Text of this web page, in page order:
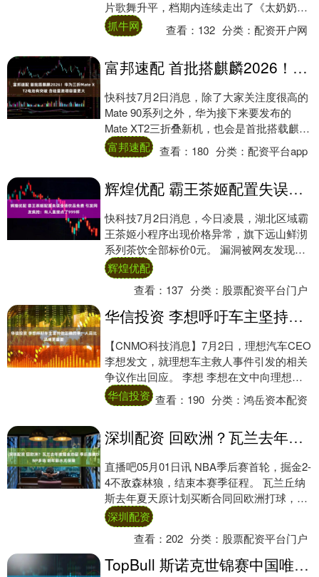
片歌舞升平，档期内连续走出了《太奶奶
4》《一家三口在同班》《北往》等爆款。
可....
抓牛网 查看： 132 分类：配资开户网
富邦速配 首批搭麒麟2026！华为三折Mate XT2电池有突破 含硅量激增容量更大
快科技7月2日消息，除了大家关注度很高的
Mate 90系列之外，华为接下来要发布的
Mate XT2三折叠新机，也会是首批搭载麒麟
2026处理器的旗舰机型，定位直....
富邦速配 查看： 180 分类：配资平台app
辉煌优配 霸王茶姬配置失误全场饮品免费 引发网友疯抢：有人直接点了999杯
快科技7月2日消息，今日凌晨，湖北区域霸
王茶姬小程序出现价格异常，旗下远山鲜沏
系列茶饮全部标价0元。 漏洞被网友发现后
瞬间引发大规模下单热潮，线上系统直接拥
堵宕....
辉煌优配
查看： 137 分类： 股票配资平台门户
华信投资 李想呼吁车主坚持做正确的事：人品比品牌更重要
【CNMO科技消息】7月2日，理想汽车CEO
李想发文，就理想车主救人事件引发的相关
争议作出回应。 李想 李想在文中向理想车
友致谢。对于事发后收到的相关讨论，他
表....
华信投资 查看： 190 分类：鸿岳资本配资
深圳配资 回欧洲？瓦兰去年被掘金劝留 季后赛被DNP多场 明年薪水无保障
直播吧05月01日讯 NBA季后赛首轮，掘金2-
4不敌森林狼，结束本赛季征程。 瓦兰丘纳
斯去年夏天原计划买断合同回欧洲打球，但
掘金历经波折将其留在了队内。瓦兰常....
深圳配资
查看：202 分类： 股票配资平台门户
TopBull 斯诺克世锦赛中国唯一幸存者诞生：吴宜泽13-8击败瓦菲进军四强